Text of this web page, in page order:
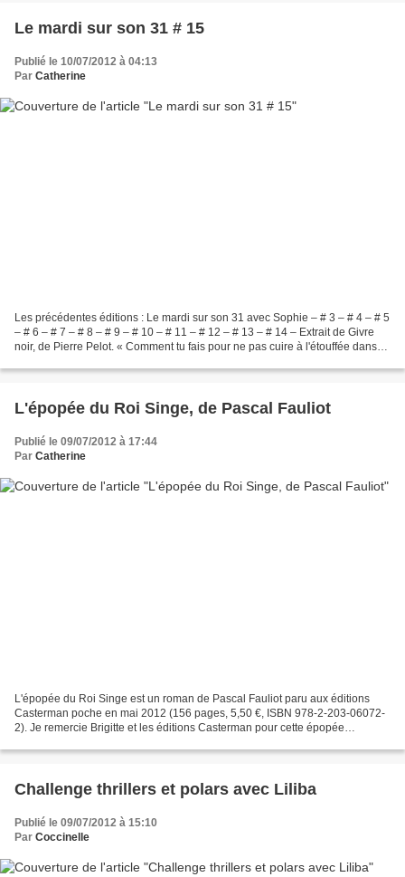
Le mardi sur son 31 # 15
Publié le 10/07/2012 à 04:13
Par Catherine
Les précédentes éditions : Le mardi sur son 31 avec Sophie – # 3 – # 4 – # 5
– # 6 – # 7 – # 8 – # 9 – # 10 – # 11 – # 12 – # 13 – # 14 – Extrait de Givre
noir, de Pierre Pelot. « Comment tu fais pour ne pas cuire à l'étouffée dans
L'épopée du Roi Singe, de Pascal Fauliot
Publié le 09/07/2012 à 17:44
Par Catherine
L'épopée du Roi Singe est un roman de Pascal Fauliot paru aux éditions
Casterman poche en mai 2012 (156 pages, 5,50 €, ISBN 978-2-203-06072-
2). Je remercie Brigitte et les éditions Casterman pour cette épopée
Challenge thrillers et polars avec Liliba
Publié le 09/07/2012 à 15:10
Par Coccinelle